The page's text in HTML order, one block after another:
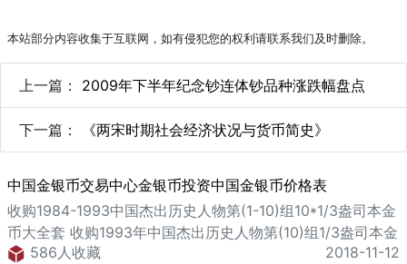
本站部分内容收集于互联网，如有侵犯您的权利请联系我们及时删除。
上一篇： 2009年下半年纪念钞连体钞品种涨跌幅盘点
下一篇： 《两宋时期社会经济状况与货币简史》
中国金银币交易中心金银币投资中国金银币价格表
收购1984-1993中国杰出历史人物第(1-10)组10*1/3盎司本金
币大全套 收购1993年中国杰出历史人物第(10)组1/3盎司本金
币--毛泽东 收购1984-1993中国杰出历史人物第(1-10)组
586人收藏 2018-11-12